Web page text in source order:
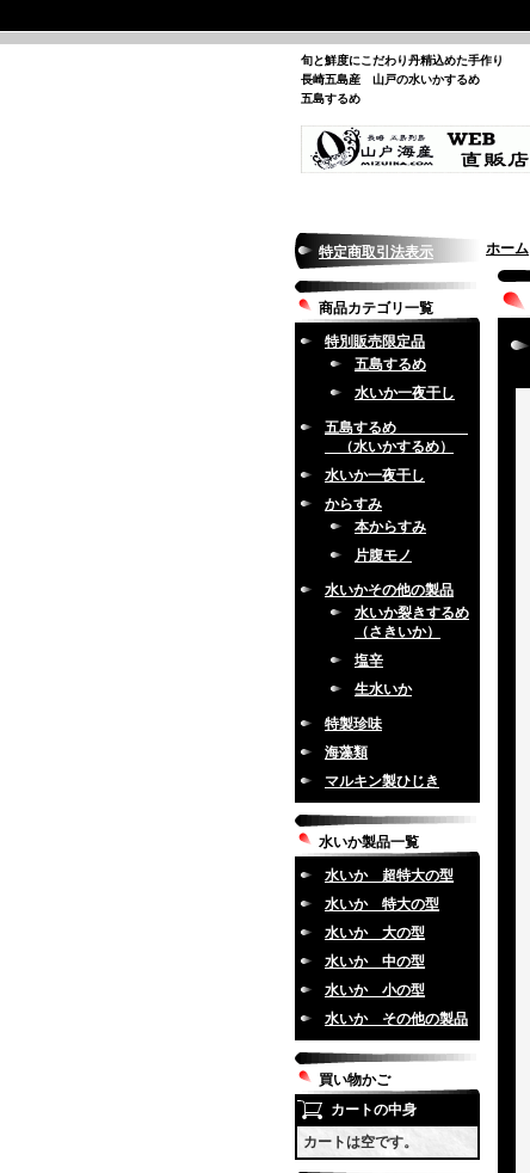
旬と鮮度にこだわり丹精込めた手作り
長崎五島産 山戸の水いかするめ
五島するめ
特定商取引法表示
商品カテゴリ一覧
特別販売限定品
五島するめ
水いか一夜干し
五島するめ
（水いかするめ）
水いか一夜干し
からすみ
本からすみ
片腹モノ
水いかその他の製品
水いか裂きするめ
（さきいか）
塩辛
生水いか
特製珍味
海藻類
マルキン製ひじき
水いか製品一覧
水いか 超特大の型
水いか 特大の型
水いか 大の型
水いか 中の型
水いか 小の型
水いか その他の製品
買い物かご
カートの中身
カートは空です。
ホーム